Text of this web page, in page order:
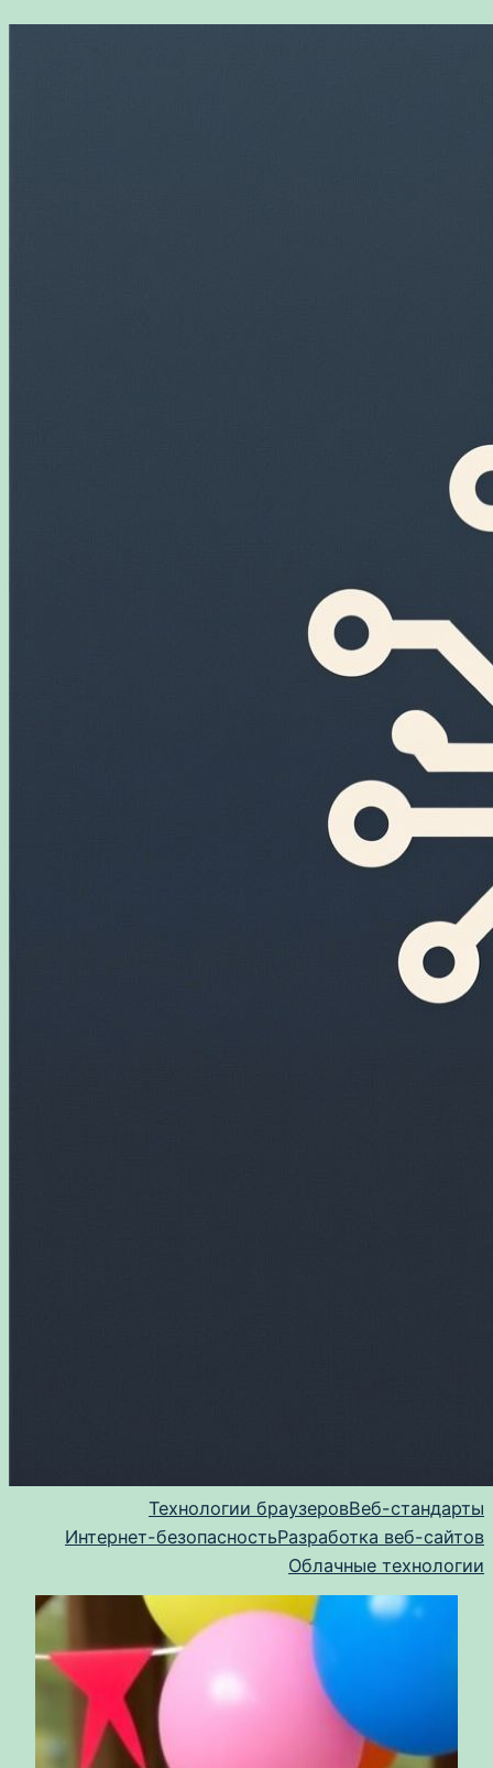
Перейти
Технологии браузеровВеб-стандарты
Интернет-безопасностьРазработка веб-сайтов
Облачные технологии